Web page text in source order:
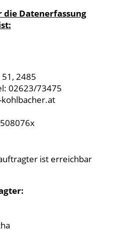
Datenerfassung
2485
02623/73475
ist erreichbar